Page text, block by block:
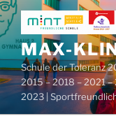
Zum
Inhalt
springenMAX-
Schule der Toleranz
2015 – 2018 – 2021
2023 |